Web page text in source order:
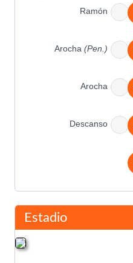
Ramón
Arocha (Pen.)
Arocha
Descanso
Estadio